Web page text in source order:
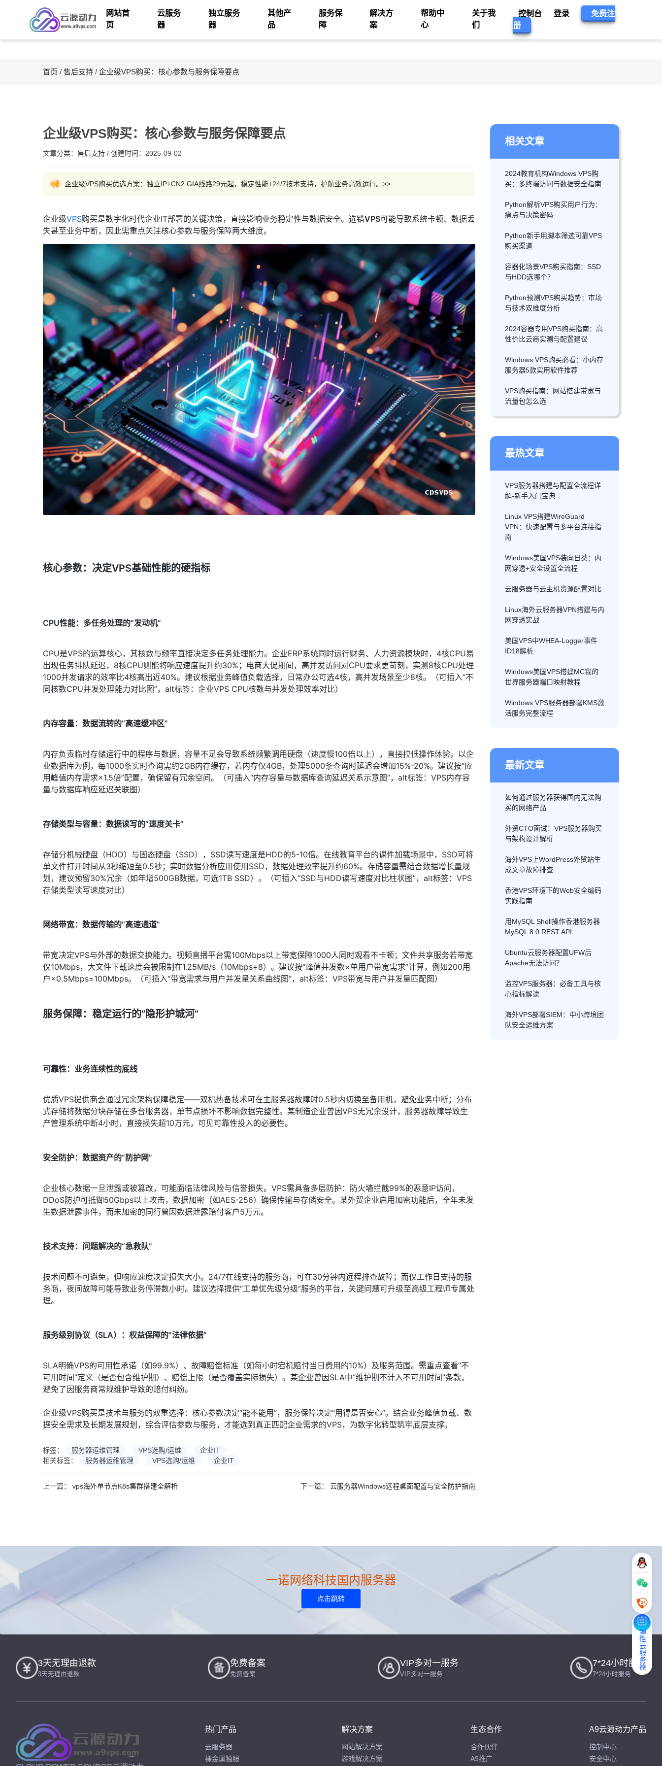
网站首
页
云服务
器
独立服务
器
其他产
品
服务保
障
解决方
案
帮助中
心
关于我
们
控制台 登录
免费注
册
首页 / 售后支持 / 企业级VPS购买：核心参数与服务保障要点
企业级VPS购买：核心参数与服务保障要点
文章分类： 售后支持 / 创建时间： 2025-09-02
企业级VPS购买优选方案：独立IP+CN2 GIA线路29元起，稳定性能+24/7技术支持，护航业务高效运行。>>
企业级VPS购买是数字化时代企业IT部署的关键决策，直接影响业务稳定性与数据安全。选错VPS可能导致系统卡顿、数据丢
失甚至业务中断，因此需重点关注核心参数与服务保障两大维度。
核心参数：决定VPS基础性能的硬指标
CPU性能：多任务处理的“发动机”
CPU是VPS的运算核心，其核数与频率直接决定多任务处理能力。企业ERP系统同时运行财务、人力资源模块时，4核CPU易
出现任务排队延迟，8核CPU则能将响应速度提升约30%；电商大促期间，高并发访问对CPU要求更苛刻，实测8核CPU处理
1000并发请求的效率比4核高出近40%。建议根据业务峰值负载选择，日常办公可选4核，高并发场景至少8核。（可插入“不
同核数CPU并发处理能力对比图”，alt标签：企业VPS CPU核数与并发处理效率对比）
内存容量：数据流转的“高速缓冲区”
内存负责临时存储运行中的程序与数据，容量不足会导致系统频繁调用硬盘（速度慢100倍以上），直接拉低操作体验。以企
业数据库为例，每1000条实时查询需约2GB内存缓存，若内存仅4GB，处理5000条查询时延迟会增加15%-20%。建议按“应
用峰值内存需求×1.5倍”配置，确保留有冗余空间。（可插入“内存容量与数据库查询延迟关系示意图”，alt标签：VPS内存容
量与数据库响应延迟关联图）
存储类型与容量：数据读写的“速度关卡”
存储分机械硬盘（HDD）与固态硬盘（SSD），SSD读写速度是HDD的5-10倍。在线教育平台的课件加载场景中，SSD可将
单文件打开时间从3秒缩短至0.5秒；实时数据分析应用使用SSD，数据处理效率提升约60%。存储容量需结合数据增长量规
划，建议预留30%冗余（如年增500GB数据，可选1TB SSD）。（可插入“SSD与HDD读写速度对比柱状图”，alt标签：VPS
存储类型读写速度对比）
网络带宽：数据传输的“高速通道”
带宽决定VPS与外部的数据交换能力。视频直播平台需100Mbps以上带宽保障1000人同时观看不卡顿；文件共享服务若带宽
仅10Mbps，大文件下载速度会被限制在1.25MB/s（10Mbps÷8）。建议按“峰值并发数×单用户带宽需求”计算，例如200用
户×0.5Mbps=100Mbps。（可插入“带宽需求与用户并发量关系曲线图”，alt标签：VPS带宽与用户并发量匹配图）
服务保障：稳定运行的“隐形护城河”
可靠性：业务连续性的底线
优质VPS提供商会通过冗余架构保障稳定——双机热备技术可在主服务器故障时0.5秒内切换至备用机，避免业务中断；分布
式存储将数据分块存储在多台服务器，单节点损坏不影响数据完整性。某制造企业曾因VPS无冗余设计，服务器故障导致生
产管理系统中断4小时，直接损失超10万元，可见可靠性投入的必要性。
安全防护：数据资产的“防护网”
企业核心数据一旦泄露或被篡改，可能面临法律风险与信誉损失。VPS需具备多层防护：防火墙拦截99%的恶意IP访问，
DDoS防护可抵御50Gbps以上攻击，数据加密（如AES-256）确保传输与存储安全。某外贸企业启用加密功能后，全年未发
生数据泄露事件，而未加密的同行曾因数据泄露赔付客户5万元。
技术支持：问题解决的“急救队”
技术问题不可避免，但响应速度决定损失大小。24/7在线支持的服务商，可在30分钟内远程排查故障；而仅工作日支持的服
务商，夜间故障可能导致业务停滞数小时。建议选择提供“工单优先级分级”服务的平台，关键问题可升级至高级工程师专属处
理。
服务级别协议（SLA）：权益保障的“法律依据”
SLA明确VPS的可用性承诺（如99.9%）、故障赔偿标准（如每小时宕机赔付当日费用的10%）及服务范围。需重点查看“不
可用时间”定义（是否包含维护期）、赔偿上限（是否覆盖实际损失）。某企业曾因SLA中“维护期不计入不可用时间”条款，
避免了因服务商常规维护导致的赔付纠纷。
企业级VPS购买是技术与服务的双重选择：核心参数决定“能不能用”，服务保障决定“用得是否安心”。结合业务峰值负载、数
据安全需求及长期发展规划，综合评估参数与服务，才能选到真正匹配企业需求的VPS，为数字化转型筑牢底层支撑。
标签： 服务器运维管理 VPS选购/运维
企业IT
相关标签：
服务器运维管理 VPS选购/运维 企业IT
上一篇： vps海外单节点K8s集群搭建全解析 下一篇： 云服务器Windows远程桌面配置与安全防护指南
相关文章
2024教育机构Windows VPS购
买：多终端访问与数据安全指南
Python解析VPS购买用户行为：
痛点与决策密码
Python新手用脚本筛选可靠VPS
购买渠道
容器化场景VPS购买指南：SSD
与HDD选哪个？
Python预测VPS购买趋势：市场
与技术双维度分析
2024容器专用VPS购买指南：高
性价比云商实测与配置建议
Windows VPS购买必看：小内存
服务器5款实用软件推荐
VPS购买指南：网站搭建带宽与
流量包怎么选
最热文章
VPS服务器搭建与配置全流程详
解-新手入门宝典
Linux VPS搭建WireGuard
VPN：快速配置与多平台连接指
南
Windows美国VPS装向日葵：内
网穿透+安全设置全流程
云服务器与云主机资源配置对比
Linux海外云服务器VPN搭建与内
网穿透实战
美国VPS中WHEA-Logger事件
ID18解析
Windows美国VPS搭建MC我的
世界服务器端口映射教程
Windows VPS服务器部署KMS激
活服务完整流程
最新文章
如何通过服务器获得国内无法购
买的网络产品
外贸CTO面试：VPS服务器购买
与架构设计解析
海外VPS上WordPress外贸站生
成文章故障排查
香港VPS环境下的Web安全编码
实践指南
用MySQL Shell操作香港服务器
MySQL 8.0 REST API
Ubuntu云服务器配置UFW后
Apache无法访问？
监控VPS服务器：必备工具与核
心指标解读
海外VPS部署SIEM：中小跨境团
队安全运维方案
弹性云服务器
一诺网络科技国内服务器
点击跳转
3天无理由退款
3天无理由退款
免费备案
免费备案
VIP多对一服务
VIP多对一服务
7*24小时服务
7*24小时服务
热门产品
云服务器
裸金属独服
解决方案
网站解决方案
游戏解决方案
生态合作
合作伙伴
A9推广
A9云源动力产品
控制中心
安全中心